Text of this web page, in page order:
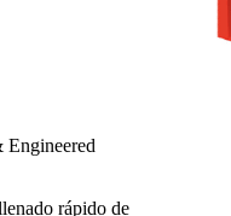
Engineered
rápido de